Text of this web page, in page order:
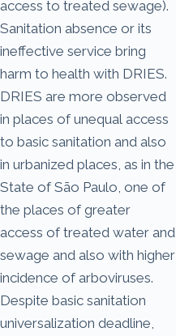
access to treated sewage).
Sanitation absence or its
ineffective service bring
harm to health with DRIES.
DRIES are more observed
in places of unequal access
to basic sanitation and also
in urbanized places, as in the
State of São Paulo, one of
the places of greater
access of treated water and
sewage and also with higher
incidence of arboviruses.
Despite basic sanitation
universalization deadline,